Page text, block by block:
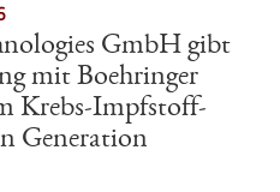
GmbH gibt
mit Boehringer
Krebs-Impfstoff-
Generation